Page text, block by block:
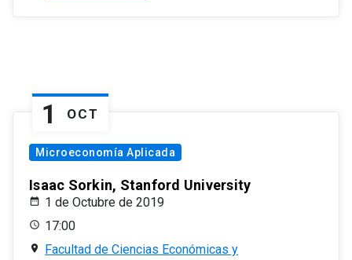
1 OCT
Microeconomía Aplicada
Isaac Sorkin, Stanford University
1 de Octubre de 2019
17:00
Facultad de Ciencias Económicas y